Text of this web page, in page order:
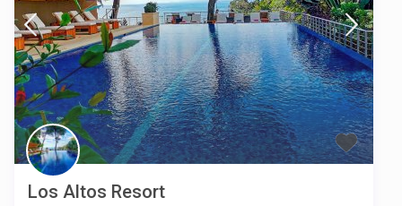
Los Altos Resort